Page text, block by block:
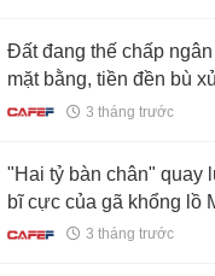
Đất đang thế chấp
mặt bằng, tiền đền bù
3 tháng trước
"Hai tỷ bàn chân" quay
bĩ cực của gã khổng lồ
Anta, CEO đau khổ
3 tháng trước